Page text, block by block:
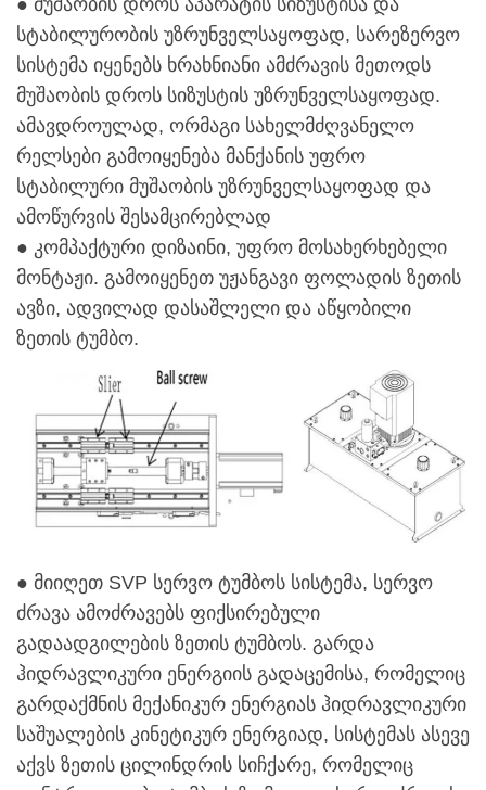
სტაბილურობის უზრუნველსაყოფად, სარეზერვო
სისტემა იყენებს ხრახნიანი ამძრავის მეთოდს
მუშაობის დროს სიზუსტის უზრუნველსაყოფად.
ამავდროულად, ორმაგი სახელმძღვანელო
რელსები გამოიყენება მანქანის უფრო
სტაბილური მუშაობის უზრუნველსაყოფად და
ამოწურვის შესამცირებლად
● კომპაქტური დიზაინი, უფრო მოსახერხებელი
მონტაჟი. გამოიყენეთ უჟანგავი ფოლადის ზეთის
ავზი, ადვილად დასაშლელი და აწყობილი
ზეთის ტუმბო.
● მიიღეთ SVP სერვო ტუმბოს სისტემა, სერვო
ძრავა ამოძრავებს ფიქსირებული
გადაადგილების ზეთის ტუმბოს. გარდა
ჰიდრავლიკური ენერგიის გადაცემისა, რომელიც
გარდაქმნის მექანიკურ ენერგიას ჰიდრავლიკური
საშუალების კინეტიკურ ენერგიად, სისტემას ასევე
აქვს ზეთის ცილინდრის სიჩქარე, რომელიც